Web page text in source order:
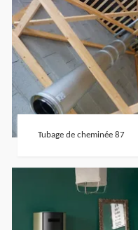
Tubage de cheminée 87